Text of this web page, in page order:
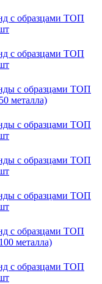
с образцами ТОП
с образцами ТОП
с образцами ТОП
металла)
с образцами ТОП
с образцами ТОП
с образцами ТОП
с образцами ТОП
металла)
с образцами ТОП